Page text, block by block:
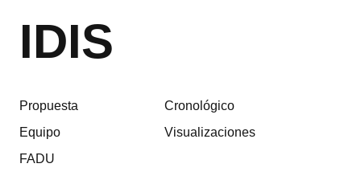
IDIS
Propuesta
Equipo
FADU
Cronológico
Visualizaciones